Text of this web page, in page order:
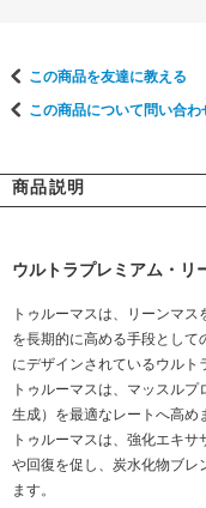
この商品を友達に教える
この商品について問い合わ
商品説明
ウルトラプレミアム・リ
トゥルーマスは、リーンマ
を長期的に高める手段として
にデザインされているウルト
トゥルーマスは、マッスル
生成）を最適なレートへ高め
トゥルーマスは、強化エキ
や回復を促し、炭水化物ブレ
ます。